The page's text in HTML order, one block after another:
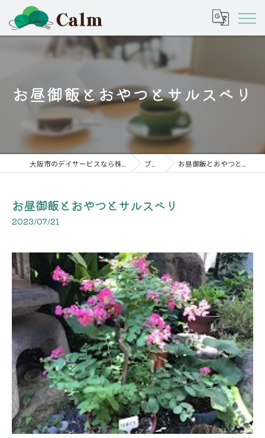
お昼御飯とおやつとサルスベリ
ブログ お昼御飯とおやつとサルスベリ
お昼御飯とおやつとサルスベリ
2023/07/21